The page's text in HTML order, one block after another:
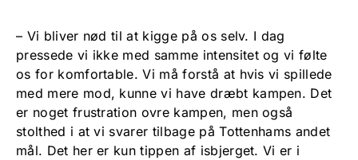
– Vi bliver nød til at kigge på os selv. I dag
pressede vi ikke med samme intensitet og vi følte
os for komfortable. Vi må forstå at hvis vi spillede
med mere mod, kunne vi have dræbt kampen. Det
er noget frustration ovre kampen, men også
stolthed i at vi svarer tilbage på Tottenhams andet
mål. Det her er kun tippen af isbjerget. Vi er i